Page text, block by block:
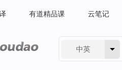
有道精品课 云笔记
中英